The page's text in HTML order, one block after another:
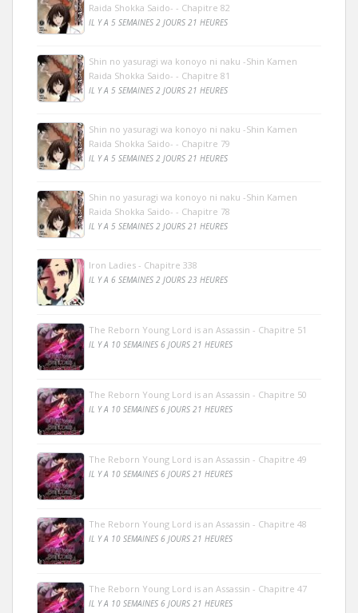
Raida Shokka Saido- - Chapitre 82
IL Y A 5 SEMAINES 2 JOURS 21 HEURES
Shin no yasuragi wa konoyo ni naku -Shin Kamen
Raida Shokka Saido- - Chapitre 81
IL Y A 5 SEMAINES 2 JOURS 21 HEURES
Shin no yasuragi wa konoyo ni naku -Shin Kamen
Raida Shokka Saido- - Chapitre 79
IL Y A 5 SEMAINES 2 JOURS 21 HEURES
Shin no yasuragi wa konoyo ni naku -Shin Kamen
Raida Shokka Saido- - Chapitre 78
IL Y A 5 SEMAINES 2 JOURS 21 HEURES
Iron Ladies - Chapitre 338
IL Y A 6 SEMAINES 2 JOURS 23 HEURES
The Reborn Young Lord is an Assassin - Chapitre 51
IL Y A 10 SEMAINES 6 JOURS 21 HEURES
The Reborn Young Lord is an Assassin - Chapitre 50
IL Y A 10 SEMAINES 6 JOURS 21 HEURES
The Reborn Young Lord is an Assassin - Chapitre 49
IL Y A 10 SEMAINES 6 JOURS 21 HEURES
The Reborn Young Lord is an Assassin - Chapitre 48
IL Y A 10 SEMAINES 6 JOURS 21 HEURES
The Reborn Young Lord is an Assassin - Chapitre 47
IL Y A 10 SEMAINES 6 JOURS 21 HEURES